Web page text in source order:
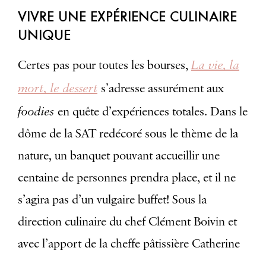
VIVRE UNE EXPÉRIENCE CULINAIRE
UNIQUE
Certes pas pour toutes les bourses, La vie, la
mort, le dessert s’adresse assurément aux
foodies en quête d’expériences totales. Dans le
dôme de la SAT redécoré sous le thème de la
nature, un banquet pouvant accueillir une
centaine de personnes prendra place, et il ne
s’agira pas d’un vulgaire buffet! Sous la
direction culinaire du chef Clément Boivin et
avec l’apport de la cheffe pâtissière Catherine